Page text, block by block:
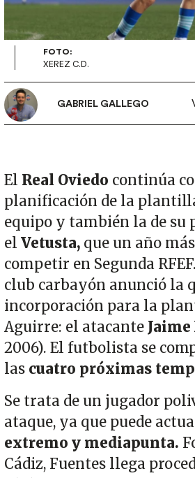
FOTO:
XEREZ C.D.
GABRIEL GALLEGO
El Real Oviedo continúa
planificación de la
equipo y también la de
el Vetusta, que un año
competir en Segunda
club carbayón anunció la
incorporación para la
Aguirre: el atacante Jaime
2006). El futbolista se
las cuatro próximas
Se trata de un jugador
ataque, ya que puede
extremo y mediapunta.
Cádiz, Fuentes llega